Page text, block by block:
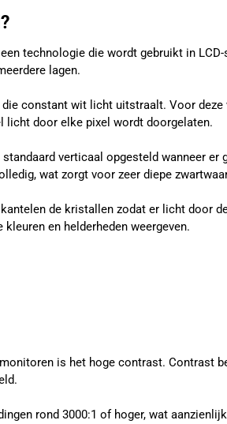
technologie die wordt gebruikt in
lagen.
constant wit licht uitstraalt. Voor deze
licht door elke pixel wordt doorgelaten.
verticaal opgesteld wanneer er
wat zorgt voor zeer diepe
de kristallen zodat er licht door
en helderheden weergeven.
is het hoge contrast. Contrast
rond 3000:1 of hoger, wat